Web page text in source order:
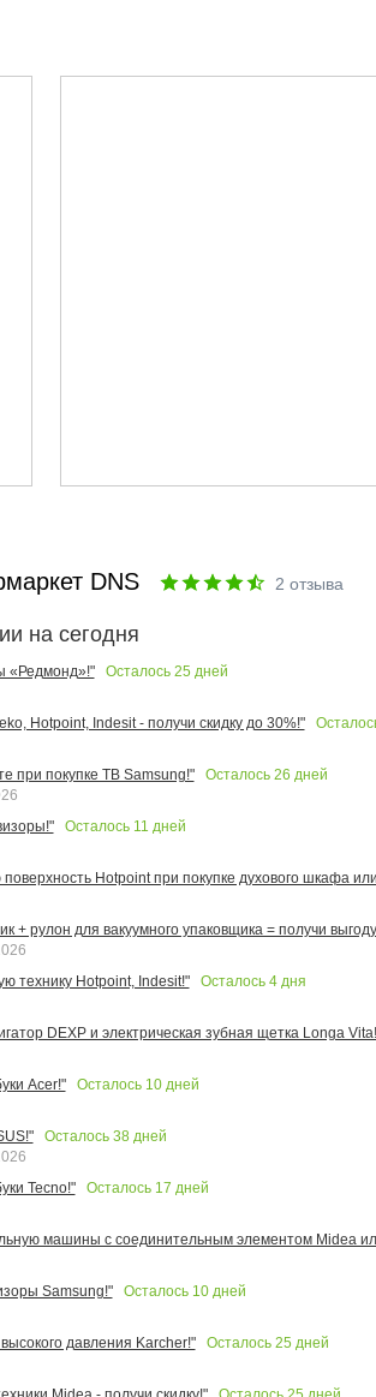
DNS 2 отзыва
на сегодня
«Редмонд»!" Осталось 25 дней
Hotpoint, Indesit - получи скидку до 30%!"
при покупке ТВ Samsung!" Осталось 26 дней
Осталось 11 дней
Hotpoint при покупке духового шкафа
+ рулон для вакуумного упаковщика = получи
технику Hotpoint, Indesit!"
Осталось 4дня
DEXP и электрическая зубная щетка Longa
Acer!" Осталось 10дней
Осталось 38дней
Tecno!"
Осталось 17 дней
машины с соединительным элементом Midea
Samsung!" Осталось 10дней
давления Karcher!" Осталось 25 дней